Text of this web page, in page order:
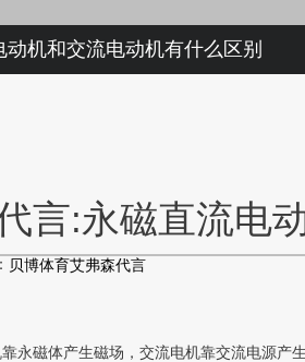
机和交流电动机有什么区别
言:永磁直流电
贝博体育艾弗森代言
磁体产生磁场，交流电机靠交流电源产生